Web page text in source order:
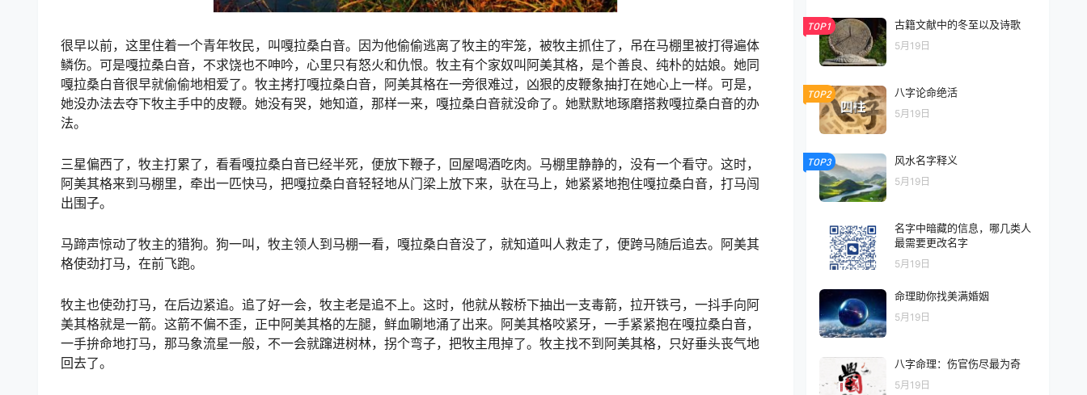
很早以前，这里住着一个青年牧民，叫嘎拉桑白音。因为他偷偷逃离了牧主的牢笼，被牧主抓住了，吊在马棚里被打得遍体
鳞伤。可是嘎拉桑白音，不求饶也不呻吟，心里只有怒火和仇恨。牧主有个家奴叫阿美其格，是个善良、纯朴的姑娘。她同
嘎拉桑白音很早就偷偷地相爱了。牧主拷打嘎拉桑白音，阿美其格在一旁很难过，凶狠的皮鞭象抽打在她心上一样。可是，
她没办法去夺下牧主手中的皮鞭。她没有哭，她知道，那样一来，嘎拉桑白音就没命了。她默默地琢磨搭救嘎拉桑白音的办
法。
三星偏西了，牧主打累了，看看嘎拉桑白音已经半死，便放下鞭子，回屋喝酒吃肉。马棚里静静的，没有一个看守。这时，
阿美其格来到马棚里，牵出一匹快马，把嘎拉桑白音轻轻地从门梁上放下来，驮在马上，她紧紧地抱住嘎拉桑白音，打马闯
出围子。
马蹄声惊动了牧主的猎狗。狗一叫，牧主领人到马棚一看，嘎拉桑白音没了，就知道叫人救走了，便跨马随后追去。阿美其
格使劲打马，在前飞跑。
牧主也使劲打马，在后边紧追。追了好一会，牧主老是追不上。这时，他就从鞍桥下抽出一支毒箭，拉开铁弓，一抖手向阿
美其格就是一箭。这箭不偏不歪，正中阿美其格的左腿，鲜血唰地涌了出来。阿美其格咬紧牙，一手紧紧抱在嘎拉桑白音，
一手拚命地打马，那马象流星一般，不一会就蹿进树林，拐个弯子，把牧主甩掉了。牧主找不到阿美其格，只好垂头丧气地
回去了。
TOP1 古籍文献中的冬至以及诗歌
5月19日
TOP2 八字论命绝活
5月19日
TOP3 风水名字释义
5月19日
名字中暗藏的信息，哪几类人
最需要更改名字
5月19日
命理助你找美满婚姻
5月19日
八字命理：伤官伤尽最为奇
5月19日